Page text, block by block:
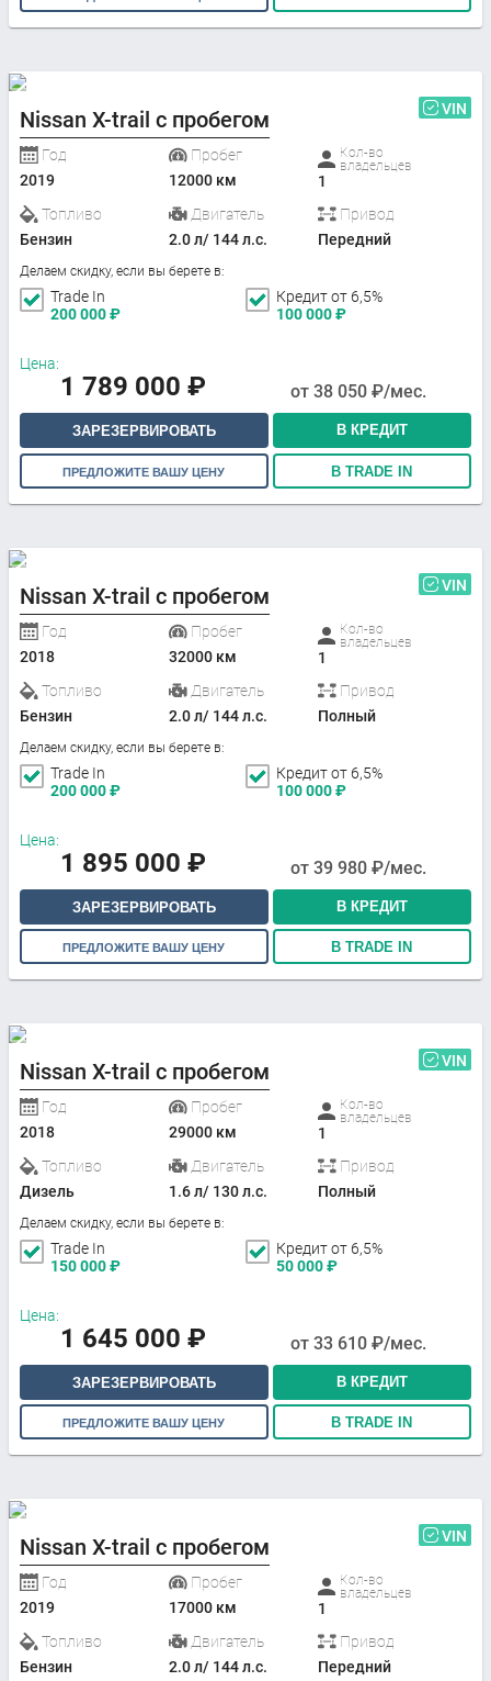
Nissan X-trail с пробегом VIN
Год
2019
Пробег
12000 км
Кол-во
владельцев
1
Топливо
Бензин
Двигатель
2.0 л/ 144 л.с.
Привод
Передний
Делаем скидку, если вы берете в:
Trade In
200 000₽
Кредит от 6,5%
100 000₽
Цена:
1 789 000 ₽ от 38 050 ₽/мес.
ЗАРЕЗЕРВИРОВАТЬ В КРЕДИТ
ПРЕДЛОЖИТЕ ВАШУ ЦЕНУ В TRADE IN
Nissan X-trail с пробегом VIN
Год
2018
Пробег
32000 км
Кол-во
владельцев
1
Топливо
Бензин
Двигатель
2.0 л/ 144 л.с.
Привод
Полный
Делаем скидку, если вы берете в:
Trade In
200 000₽
Кредит от 6,5%
100 000₽
Цена:
1 895 000 ₽ от 39 980 ₽/мес.
ЗАРЕЗЕРВИРОВАТЬ В КРЕДИТ
ПРЕДЛОЖИТЕ ВАШУ ЦЕНУ В TRADE IN
Nissan X-trail с пробегом VIN
Год
2018
Пробег
29000 км
Кол-во
владельцев
1
Топливо
Дизель
Двигатель
1.6 л/ 130 л.с.
Привод
Полный
Делаем скидку, если вы берете в:
Trade In
150 000₽
Кредит от 6,5%
50 000₽
Цена:
1 645 000 ₽ от 33 610 ₽/мес.
ЗАРЕЗЕРВИРОВАТЬ В КРЕДИТ
ПРЕДЛОЖИТЕ ВАШУ ЦЕНУ В TRADE IN
Nissan X-trail с пробегом VIN
Год
2019
Пробег
17000 км
Кол-во
владельцев
1
Топливо
Бензин
Двигатель
2.0 л/ 144 л.с.
Привод
Передний